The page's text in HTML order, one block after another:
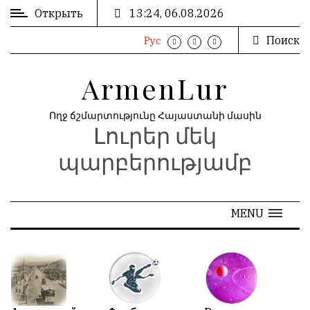
ВХОД
РЕГИСТРАЦИЯ
АРХИВ
« Май 2026
ՄՈՒՏՔ
Открыть 13:24, 06.08.2026
Рус Поиск
ArmenLur
Ողջ ճշմարտությունը Հայաստանի մասին
Լուրեր մեկ
պարբերությամբ
MENU